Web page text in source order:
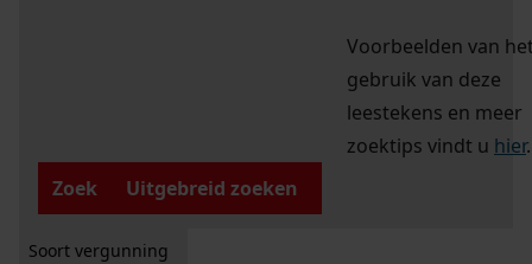
Voorbeelden van
gebruik van deze
leestekens en meer
zoektips vindt u hier.
Zoek
Uitgebreid zoeken
Soort vergunning